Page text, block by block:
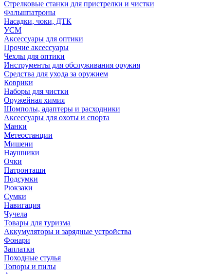
Стрелковые станки для пристрелки и чистки
Фальшпатроны
Насадки, чоки, ДТК
УСМ
Аксессуары для оптики
Прочие аксессуары
Чехлы для оптики
Инструменты для обслуживания оружия
Средства для ухода за оружием
Коврики
Наборы для чистки
Оружейная химия
Шомполы, адаптеры и расходники
Аксессуары для охоты и спорта
Манки
Метеостанции
Мишени
Наушники
Очки
Патронташи
Подсумки
Рюкзаки
Сумки
Навигация
Чучела
Товары для туризма
Аккумуляторы и зарядные устройства
Фонари
Заплатки
Походные стулья
Топоры и пилы